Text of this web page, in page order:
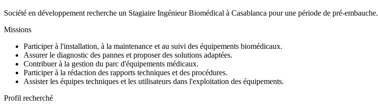
Société en développement recherche un Stagiaire Ingénieur Biomédical à Casablanca pour une période de pré-embauche.
Missions
Participer à l'installation, à la maintenance et au suivi des équipements biomédicaux.
Assurer le diagnostic des pannes et proposer des solutions adaptées.
Contribuer à la gestion du parc d'équipements médicaux.
Participer à la rédaction des rapports techniques et des procédures.
Assister les équipes techniques et les utilisateurs dans l'exploitation des équipements.
Profil recherché